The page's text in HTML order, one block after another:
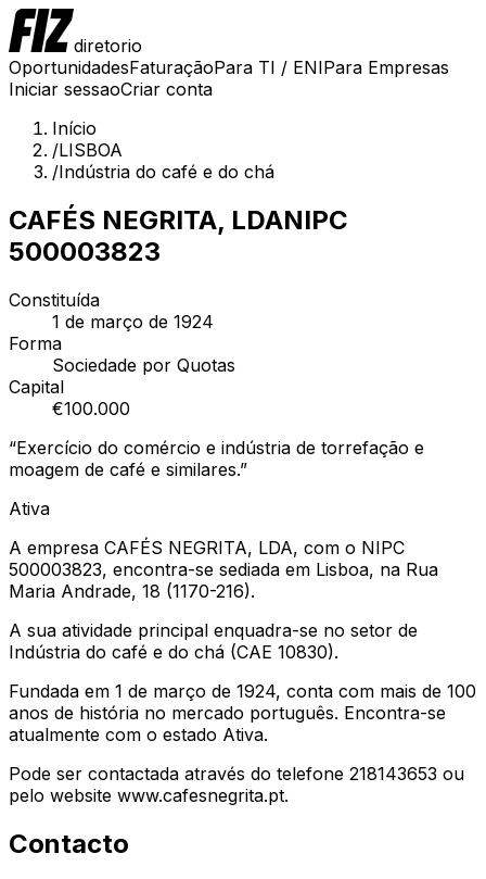
diretorio
OportunidadesFaturaçãoPara TI / ENIPara Empresas
Iniciar sessaoCriar conta
Início
/LISBOA
/Indústria do café e do chá
CAFÉS NEGRITA, LDANIPC
500003823
Constituída
1 de março de 1924
Forma
Sociedade por Quotas
Capital
€100.000
“Exercício do comércio e indústria de torrefação e
moagem de café e similares.”
Ativa
A empresa CAFÉS NEGRITA, LDA, com o NIPC
500003823, encontra-se sediada em Lisboa, na Rua
Maria Andrade, 18 (1170-216).
A sua atividade principal enquadra-se no setor de
Indústria do café e do chá (CAE 10830).
Fundada em 1 de março de 1924, conta com mais de 100
anos de história no mercado português. Encontra-se
atualmente com o estado Ativa.
Pode ser contactada através do telefone 218143653 ou
pelo website www.cafesnegrita.pt.
Contacto